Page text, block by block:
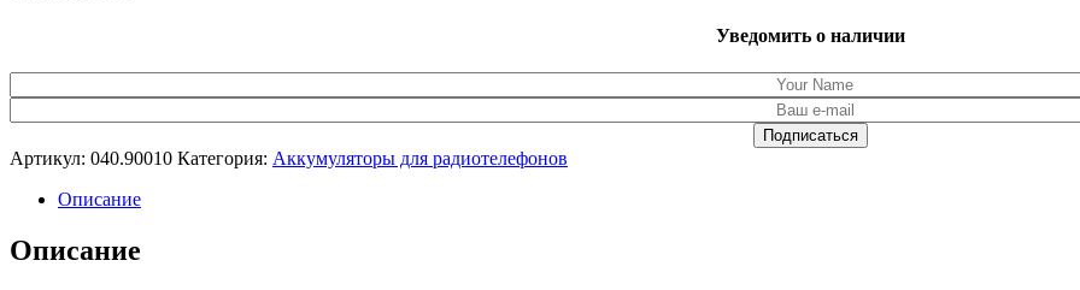
Уведомить о наличии
Артикул: 040.90010 Категория: Аккумуляторы для радиотелефонов
Описание
Описание